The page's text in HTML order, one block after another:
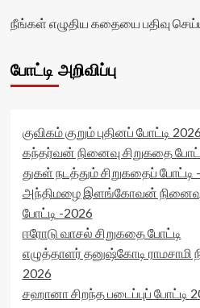
நீங்கள் எழுதிய கதையை பதிவு
போட்டி அறிவிப்பு
குவிகம் குறும் புதினப் போட்டி
கந்தர்வன் நினைவு சிறுகதை
துகள் நடத்தும் சிறுகதைப் போட்டி
அந்திமழை இளங்கோவன்
போட்டி -2026
ஈரோடு வாசல் சிறுகதை போட்டி
எழுத்தாளர் தனுஷ்கோடி ராமசாமி
2026
சஹானா சிறந்த படைப்புப் போட்டி